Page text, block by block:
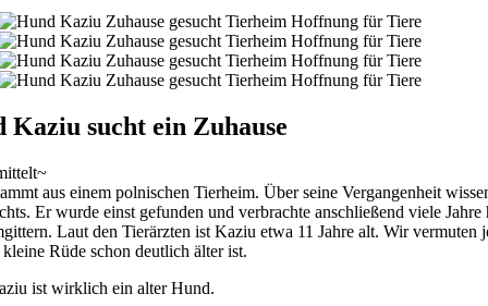
Kaziu sucht ein Zuhause
aus einem polnischen Tierheim. Über seine Vergangenheit
Er wurde einst gefunden und verbrachte anschließend viele Jahre
Laut den Tierärzten ist Kaziu etwa 11 Jahre alt. Wir vermuten
kleine Rüde schon deutlich älter ist.
ist wirklich ein alter Hund.